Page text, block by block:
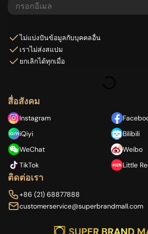
ไม่แบ่งปันข้อมูลกับบุคคลอื่น
เราไม่ส่งสแปม
ยกเลิกได้ทุกเมื่อ
สื่อสังคม
Instagram
iQiyi
Bilibili
WeChat
Weibo
TikTok
Little
ติดต่อเรา
+86 (21) 68877888
customerservice@superbrandmall.com